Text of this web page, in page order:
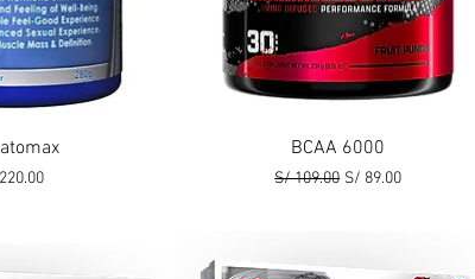
rápida Vista rápida
BCAA 6000
Precio
S/ 109.00 Precio de oferta
S/ 89.00